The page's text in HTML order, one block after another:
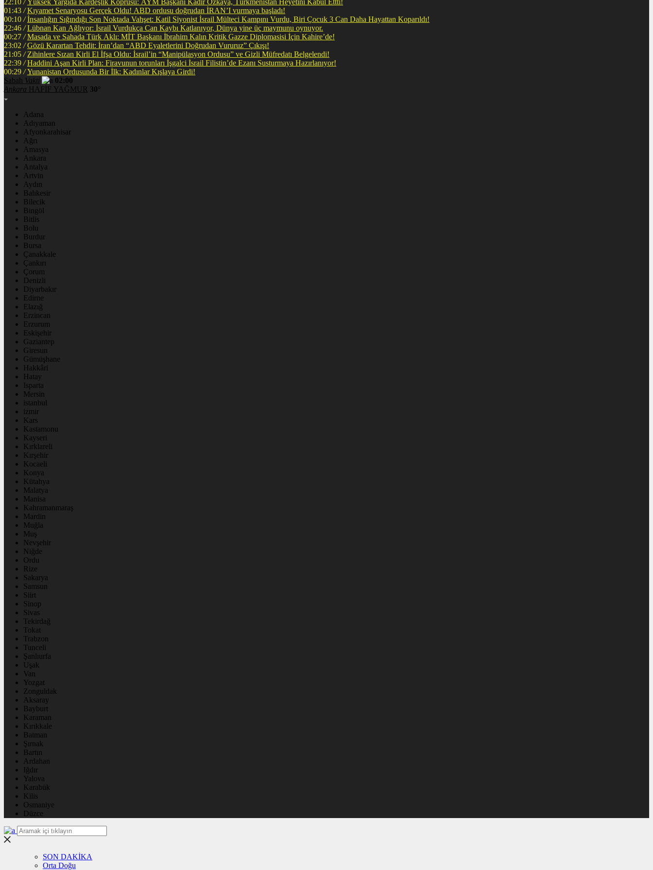
22:10 / Yüksek Yargıda Kardeşlik Köprüsü: AYM Başkanı Kadir Özkaya, Türkmenistan Heyetini Kabul Ettti!
01:43 /
Kıyamet Senaryosu Gerçek Oldu! ABD ordusu doğrudan İRAN’I vurmaya başladı!
00:10 / İnsanlığın Sığındığı Son Noktada Vahşet: Katil Siyonist İsrail Mülteci Kampını Vurdu, Biri Çocuk 3 Can Daha Hayattan Koparıldı!
22:46 / Lübnan Kan Ağlıyor: İsrail Vurdukça Can Kaybı Katlanıyor, Dünya yine üç maymunu oynuyor.
00:27 / Masada ve Sahada Türk Aklı: MİT Başkanı İbrahim Kalın Kritik Gazze Diplomasisi İçin Kahire’de!
23:02 / Gözü Karartan Tehdit: İran’dan “ABD Eyaletlerini Doğrudan Vururuz” Çıkışı!
21:05 / Zihinlere Sızan Kirli El İfşa Oldu: İsrail’in “Manipülasyon Ordusu” ve Gizli Müfredatı Belgelendi!
22:39 /
Haddini Aşan Kirli Plan: Firavunun torunları İşgalci İsrail Filistin’de Ezanı Susturmaya Hazırlanıyor!
00:29 / Yunanistan Ordusunda Bir İlk: Kadınlar Kışlaya Girdi!
Sabah Vakti
02:00
Ankara HAFİF YAĞMUR 30°
Adana
Adıyaman
Afyonkarahisar
Ağrı
Amasya
Ankara
Antalya
Artvin
Aydın
Balıkesir
Bilecik
Bingöl
Bitlis
Bolu
Burdur
Bursa
Çanakkale
Çankırı
Çorum
Denizli
Diyarbakır
Edirne
Elazığ
Erzincan
Erzurum
Eskişehir
Gaziantep
Giresun
Gümüşhane
Hakkâri
Hatay
Isparta
Mersin
istanbul
izmir
Kars
Kastamonu
Kayseri
Kırklareli
Kırşehir
Kocaeli
Konya
Kütahya
Malatya
Manisa
Kahramanmaraş
Mardin
Muğla
Muş
Nevşehir
Niğde
Ordu
Rize
Sakarya
Samsun
Siirt
Sinop
Sivas
Tekirdağ
Tokat
Trabzon
Tunceli
Şanlıurfa
Uşak
Van
Yozgat
Zonguldak
Aksaray
Bayburt
Karaman
Kırıkkale
Batman
Şırnak
Bartın
Ardahan
Iğdır
Yalova
Karabük
Kilis
Osmaniye
Düzce
SON DAKİKA
Orta Doğu